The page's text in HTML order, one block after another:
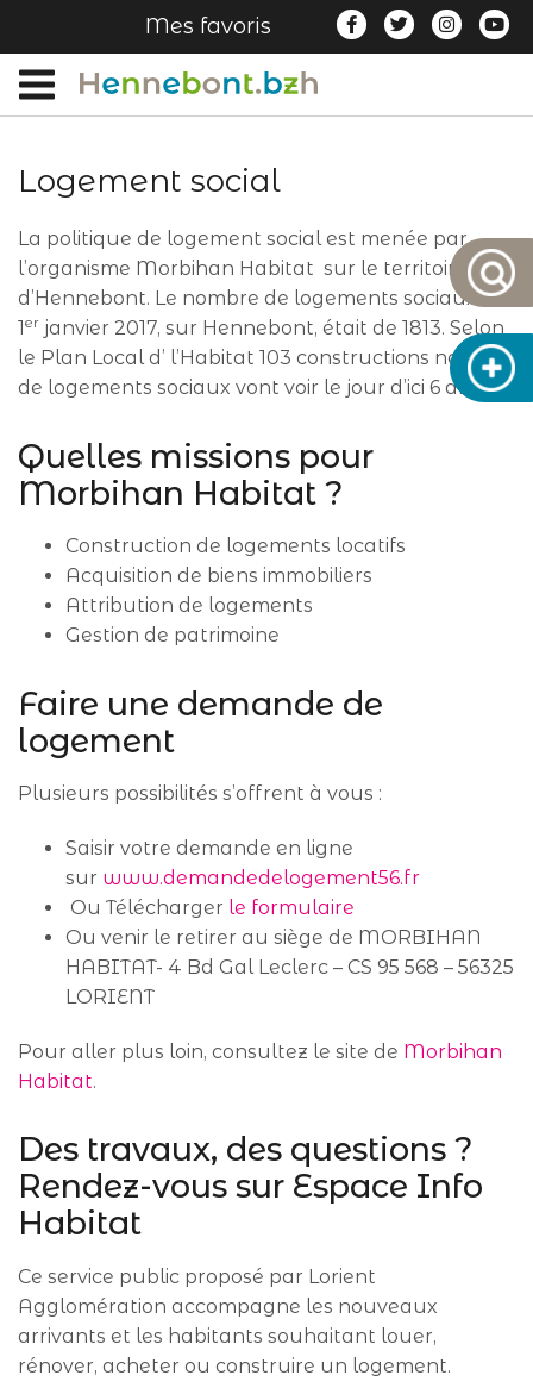
Lien vers le
Lien vers
Lien
Mes favoris
Logement social
La politique de logement social est menée par
l’organisme Morbihan Habitat sur le territoire
d’Hennebont. Le nombre de logements sociaux au
1er janvier 2017, sur Hennebont, était de 1813. Selon
le Plan Local d’ l’Habitat 103 constructions neuves
de logements sociaux vont voir le jour d’ici 6 ans.
Quelles missions pour
Morbihan Habitat ?
Construction de logements locatifs
Acquisition de biens immobiliers
Attribution de logements
Gestion de patrimoine
Faire une demande de
logement
Plusieurs possibilités s’offrent à vous :
Saisir votre demande en ligne
sur www.demandedelogement56.fr
Ou Télécharger le formulaire
Ou venir le retirer au siège de MORBIHAN
HABITAT- 4 Bd Gal Leclerc – CS 95 568 – 56325
LORIENT
Pour aller plus loin, consultez le site de Morbihan
Habitat.
Des travaux, des questions ?
Rendez-vous sur Espace Info
Habitat
Ce service public proposé par Lorient
Agglomération accompagne les nouveaux
arrivants et les habitants souhaitant louer,
rénover, acheter ou construire un logement.